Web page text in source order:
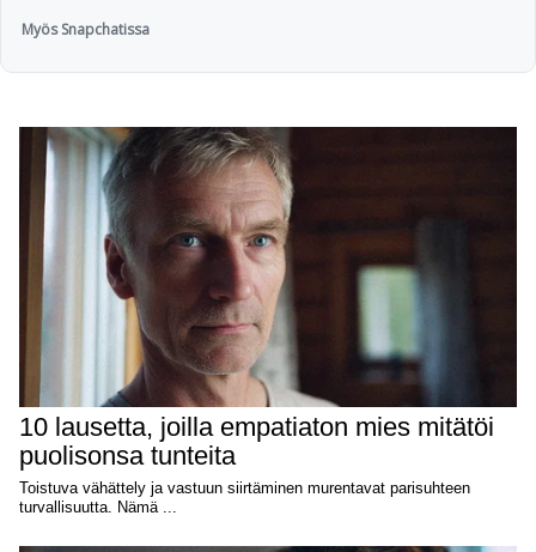
Myös Snapchatissa